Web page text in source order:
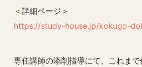
＜詳細ページ＞
https://study-house.jp/kokugo-
専任講師の添削指導にて、これま